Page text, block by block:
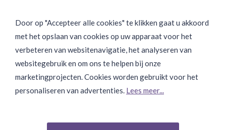
Binnen 24 uur Discreet Bezorgd:
Join Onze Community:
Door op "Accepteer alle cookies" te klikken gaat u akkoord
met het opslaan van cookies op uw apparaat voor het
verbeteren van websitenavigatie, het analyseren van
websitegebruik en om ons te helpen bij onze
marketingprojecten. Cookies worden gebruikt voor het
personaliseren van advertenties. Lees meer...